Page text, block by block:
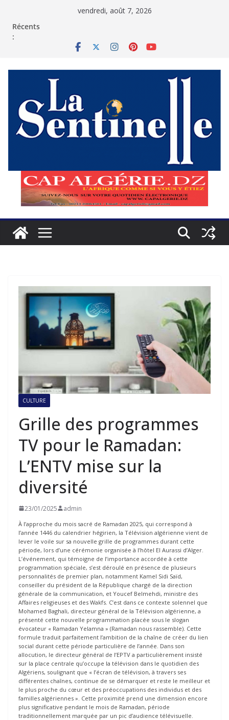
vendredi, août 7, 2026
Récents
:
CULTURE
Grille des programmes
TV pour le Ramadan:
L’ENTV mise sur la
diversité
23/01/2025 admin
À l’approche du mois sacré de Ramadan 2025, qui correspond à
l’année 1446 du calendrier hégirien, la Télévision algérienne vient de
lever le voile sur sa nouvelle grille de programmes durant cette
période, lors d’une cérémonie organisée à l’hôtel El Aurassi d’Alger.
L’événement, qui témoigne de l’importance accordée à cette
programmation spéciale, s’est déroulé en présence de plusieurs
personnalités de premier plan, notamment Kamel Sidi Saïd,
conseiller du président de la République chargé de la direction
générale de la communication, et Youcef Belmehdi, ministre des
Affaires religieuses et des Wakfs. C’est dans ce contexte solennel que
Mohamed Baghali, directeur général de la Télévision algérienne, a
présenté cette nouvelle programmation placée sous le slogan
évocateur « Ramadan Yelamna » (Ramadan nous rassemble). Cette
formule traduit parfaitement l’ambition de la chaîne de créer du lien
social durant cette période particulière de l’année. Dans son
allocution, le directeur général de l’EPTV a particulièrement insisté
sur la place centrale qu’occupe la télévision dans le quotidien des
Algériens, soulignant que « l’écran de télévision, à travers ses
différentes chaînes, continue de se démarquer et reste le meilleur et
le plus proche du cœur et des préoccupations des individus et des
familles algériennes ». Cette proximité prend une dimension encore
plus significative pendant le mois de Ramadan, période
traditionnellement marquée par un pic d’audience télévisuelle.